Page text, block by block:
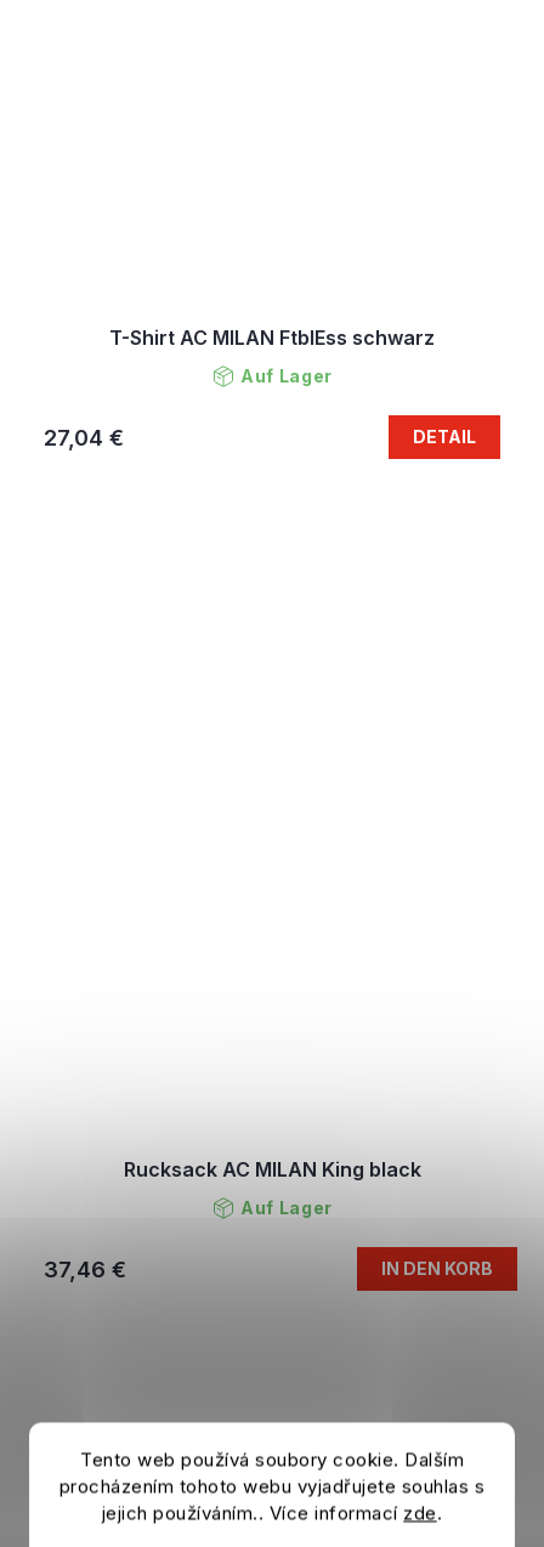
Tento web používá soubory cookie. Dalším
procházením tohoto webu vyjadřujete souhlas s
jejich používáním.. Více informací zde.
T-Shirt AC MILAN FtblEss schwarz
Auf Lager
27,04 € DETAIL
Rucksack AC MILAN King black
Auf Lager
37,46 € IN DEN KORB